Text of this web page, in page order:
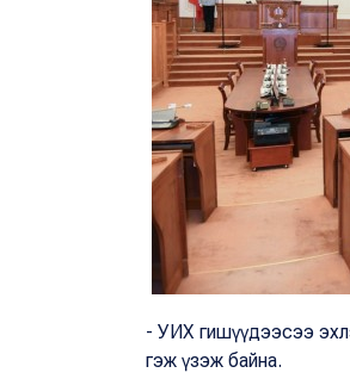
- УИХ гишүүдээсээ
гэж үзэж байна.